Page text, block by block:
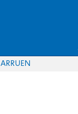
EN
RU
AR